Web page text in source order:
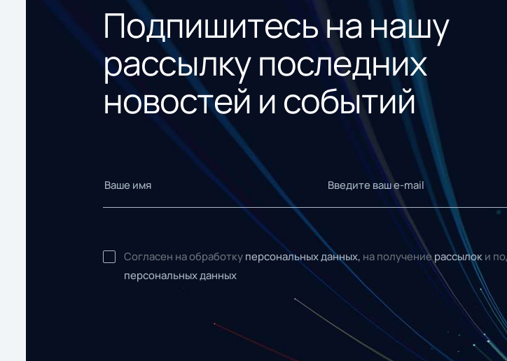
Подпишитесь на нашу
рассылку последних
новостей и событий
Согласен на обработку персональных данных, на получениерассылок и
персональных данных